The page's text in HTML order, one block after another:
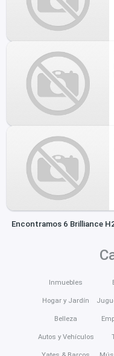
Encontramos 6 Brilliance
Inmuebles
Hogar y Jardín
Belleza
Autos y Vehículos